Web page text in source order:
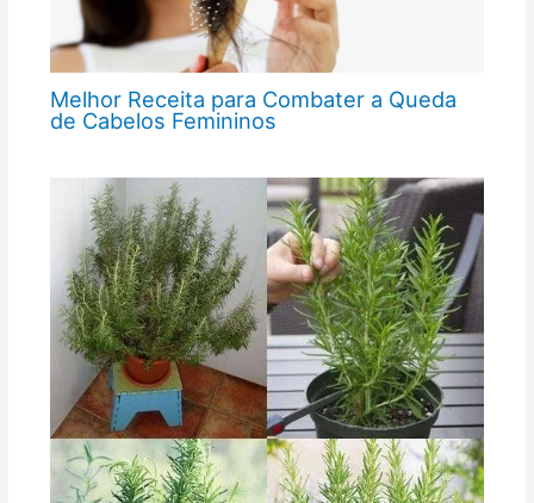
Melhor Receita para Combater a Queda
de Cabelos Femininos